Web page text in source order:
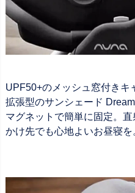
UPF50+のメッシュ窓付きキ
拡張型のサンシェード
マグネットで簡単に固定。
かけ先でも心地よいお昼寝を